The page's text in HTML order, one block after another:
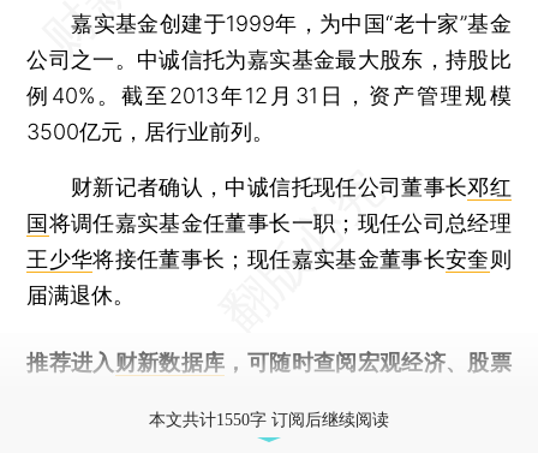
嘉实基金创建于1999年，为中国“老十家”基金
公司之一。中诚信托为嘉实基金最大股东，持股比
例40%。截至2013年12月31日，资产管理规模
3500亿元，居行业前列。
财新记者确认，中诚信托现任公司董事长邓红
国将调任嘉实基金任董事长一职；现任公司总经理
王少华将接任董事长；现任嘉实基金董事长安奎则
届满退休。
推荐进入 财新数据库 ，可随时查阅宏观经济、股票
本文共计1550字 订阅后继续阅读